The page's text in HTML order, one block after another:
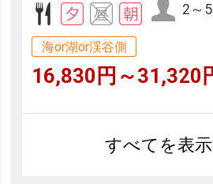
2～
海or湖or渓谷側
16,830円～31,320
すべてを表